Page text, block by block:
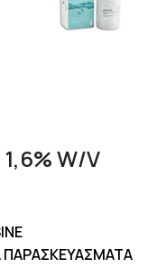
W/V
ΠΑΡΑΣΚΕΥΑΣΜΑΤΑ